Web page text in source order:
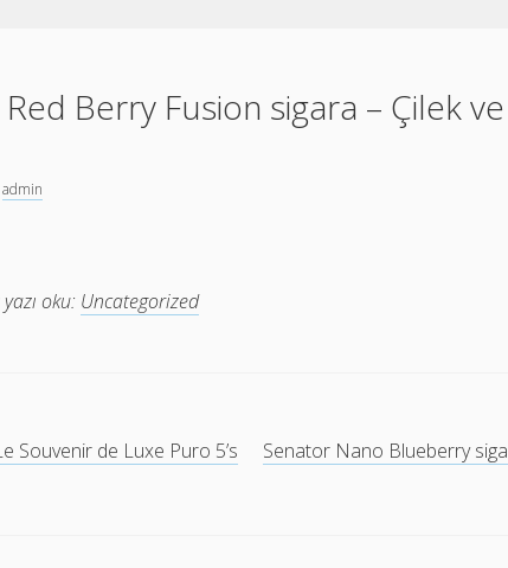
Berry Fusion sigara – Çilek
admin
oku: Uncategorized
Souvenir de Luxe Puro 5’s
Senator Nano Blueberry